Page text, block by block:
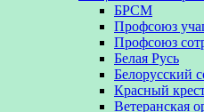
БРСМ
Профсоюз
Профсоюз
Белая Русь
Белорусский
Красный
Ветеранская